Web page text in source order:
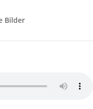
Bilder